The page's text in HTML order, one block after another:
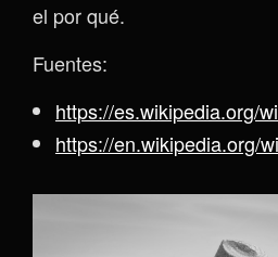
el por qué.
Fuentes:
https://es.wikipedia.org/
https://en.wikipedia.org/